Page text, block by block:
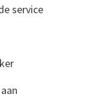
service